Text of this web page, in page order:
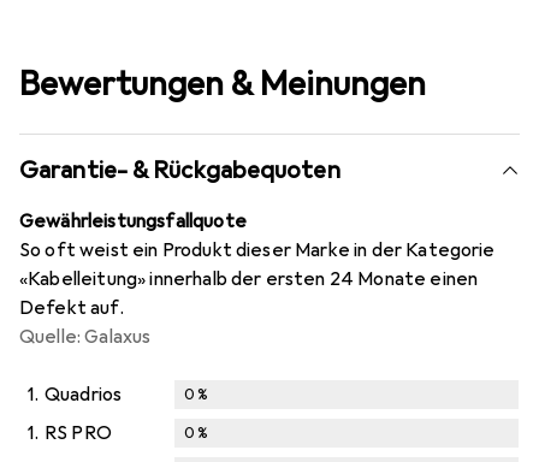
Bewertungen & Meinungen
Garantie- & Rückgabequoten
Gewährleistungsfallquote
So oft weist ein Produkt dieser Marke in der Kategorie
«Kabelleitung» innerhalb der ersten 24 Monate einen
Defekt auf.
Quelle: Galaxus
1. Quadrios 0%
1. RS PRO 0%